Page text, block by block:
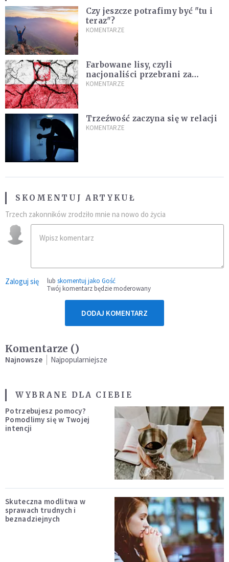
Czy jeszcze potrafimy być "tu i
teraz"?
KOMENTARZE
Farbowane lisy, czyli
nacjonaliści przebrani za
chrześcijan
KOMENTARZE
Trzeźwość zaczyna się w relacji
KOMENTARZE
SKOMENTUJ ARTYKUŁ
Trzech zakonników zrodziło mnie na nowo do życia
Zaloguj się lub skomentuj jako Gość
Twój komentarz będzie moderowany
DODAJ KOMENTARZ
Komentarze ()
Najnowsze Najpopularniejsze
WYBRANE DLA CIEBIE
Potrzebujesz pomocy?
Pomodlimy się w Twojej
intencji
Skuteczna modlitwa w
sprawach trudnych i
beznadziejnych